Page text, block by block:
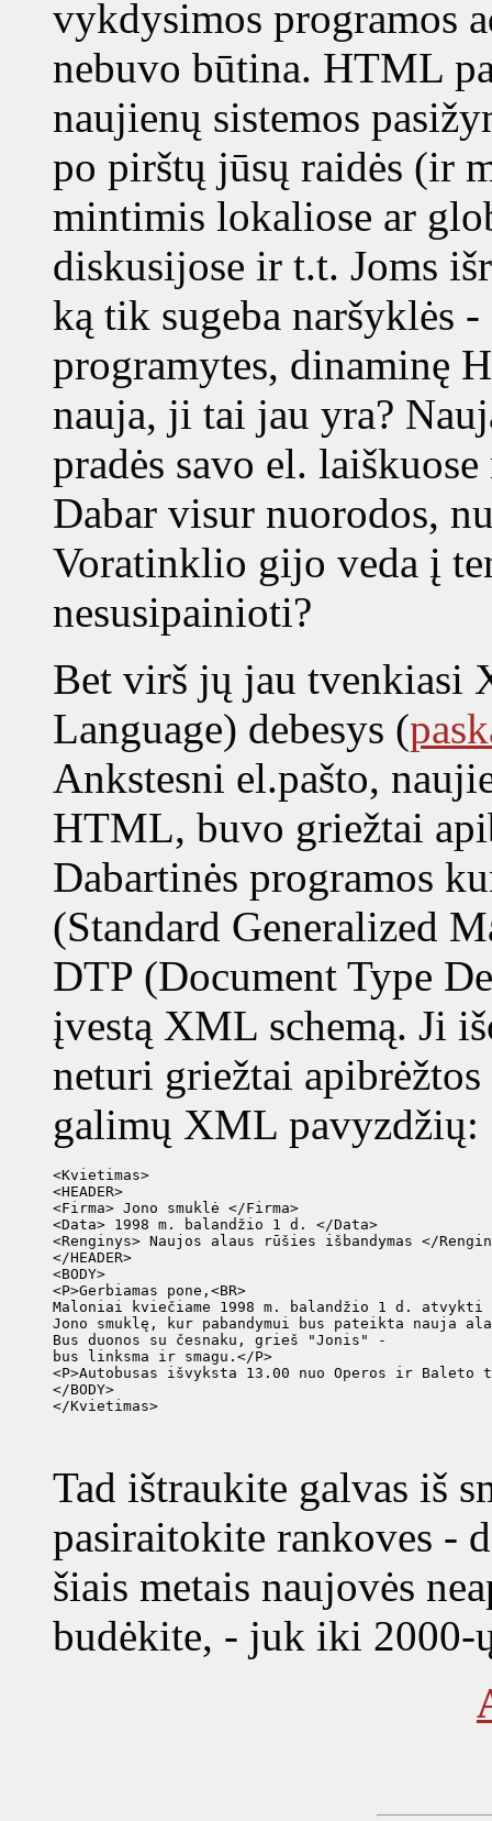
vykdysimos programos
nebuvo būtina. HTML
naujienų sistemos
po pirštų jūsų raidės (ir
mintimis lokaliose ar
diskusijose ir t.t. Joms
ką tik sugeba naršyklės
programytes, dinaminę
nauja, ji tai jau yra?
pradės savo el.
Dabar visur nuorodos,
Voratinklio gijo veda į
nesusipainioti?
Bet virš jų jau tvenkiasi
Language) debesys (
Ankstesni el.pašto,
HTML, buvo griežtai
Dabartinės programos
(Standard Generalized
DTP (Document Type
įvestą XML schemą. Ji
neturi griežtai
galimų XML pavyzdžių:
<Kvietimas>
<HEADER>
<Firma> Jono smuklė </Firma>
<Data> 1998 m. balandžio 1 d. </Data>
<Renginys> Naujos alaus rūšies išbandymas </
</HEADER>
<BODY>
<P>Gerbiamas pone,<BR>
Maloniai kviečiame 1998 m. balandžio 1 d.
Jono smuklę, kur pabandymui bus pateikta nauja
Bus duonos su česnaku, grieš "Jonis" -
bus linksma ir smagu.</P>
<P>Autobusas išvyksta 13.00 nuo Operos ir Baleto
</BODY>
</Kvietimas>
Tad ištraukite galvas iš
pasiraitokite rankoves -
šiais metais naujovės
budėkite, - juk iki 2000-